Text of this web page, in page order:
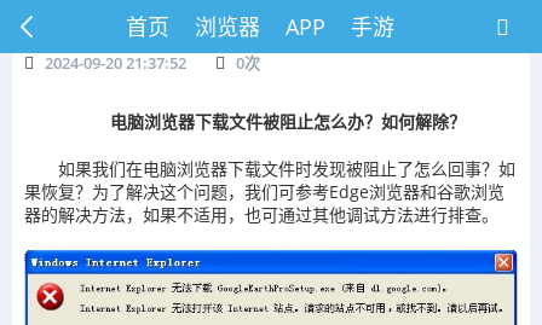
首页 浏览器 APP 手游
2024-09-20 21:37:52 0次
电脑浏览器下载文件被阻止怎么办？如何解除？
如果我们在电脑浏览器下载文件时发现被阻止了怎么回事？如
果恢复？为了解决这个问题，我们可参考Edge浏览器和谷歌浏览
器的解决方法，如果不适用，也可通过其他调试方法进行排查。